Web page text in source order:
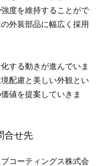
度を維持することがで
外装部品に幅広く採用
する動きが進んでいま
配慮と美しい外観とい
値を提案していきま
合せ先
コーティングス株式会